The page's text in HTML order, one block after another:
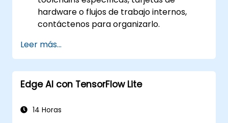
hardware o flujos de trabajo internos,
contáctenos para organizarlo.
Leer más...
Edge AI con TensorFlow Lite
14 Horas